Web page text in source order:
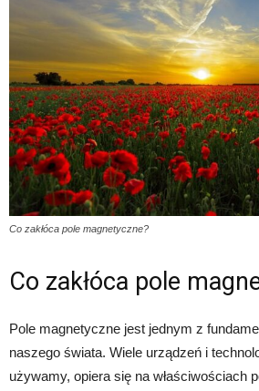
Co zakłóca pole magnetyczne?
Co zakłóca pole
Pole magnetyczne jest jednym z
naszego świata. Wiele urządzeń i
używamy, opiera się na właściwościach